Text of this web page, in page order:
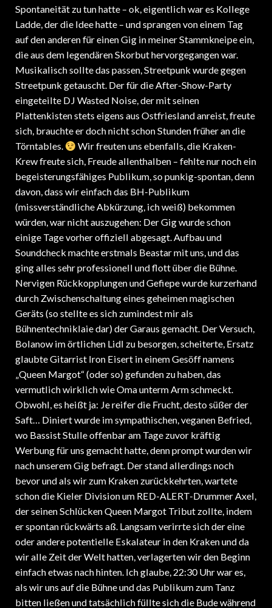
Spontaneität zu tun hatte – ok, eigentlich war es Kollege
Ladde, der die Idee hatte – und sprangen von einem Tag
auf den anderen für einen Gig in meiner Stammkneipe ein,
die aus dem legendären Skorbut hervorgegangen war.
Musikalisch sollte das passen, Streetpunk wurde gegen
Streetpunk getauscht. Der für die After-Show-Party
eingeteilte DJ Wasted Noise, der mit seinen
Plattenkisten stets eigens aus Ostfriesland anreist, freute
sich, brauchte er doch nicht schon Stunden früher an die
Törntables.
Wir freuten uns ebenfalls, die Kraken-
Krew freute sich, Freude allenthalben – fehlte nur noch ein
begeisterungsfähiges Publikum, so punkig-spontan, denn
davon, dass wir einfach das BH-Publikum
(missverständliche Abkürzung, ich weiß) bekommen
würden, war nicht auszugehen: Der Gig wurde schon
einige Tage vorher offiziell abgesagt. Aufbau und
Soundcheck machte erstmals Beastar mit uns, und das
ging alles sehr professionell und flott über die Bühne.
Nervigen Rückkopplungen und Gefiepe wurde kurzerhand
durch Zwischenschaltung eines geheimen magischen
Geräts (so stellte es sich zumindest mir als
Bühnentechniklaie dar) der Garaus gemacht. Der Versuch,
Bolanow im örtlichen Lidl zu besorgen, scheiterte, Ersatz
glaubte Gitarrist Iron Eisert in einem Gesöff namens
„Queen Margot“ (oder so) gefunden zu haben, das
vermutlich wirklich wie Oma unterm Arm schmeckt.
Obwohl, es heißt ja: Je reifer die Frucht, desto süßer der
Saft… Diniert wurde im sympathischen, veganen Befried,
wo Bassist Stulle offenbar am Tage zuvor kräftig
Werbung für uns gemacht hatte, denn prompt wurden wir
nach unserem Gig befragt. Der stand allerdings noch
bevor und als wir zum Kraken zurückkehrten, wartete
schon die Kieler Division um RED-ALERT-Drummer Axel,
der seinen Schlücken Queen Margot Tribut zollte, indem
er spontan rückwärts aß. Langsam verirrte sich der eine
oder andere potentielle Eskalateur in den Kraken und da
wir alle Zeit der Welt hatten, verlagerten wir den Beginn
einfach etwas nach hinten. Ich glaube, 22:30 Uhr war es,
als wir uns auf die Bühne und das Publikum zum Tanz
bitten ließen und tatsächlich füllte sich die Bude während